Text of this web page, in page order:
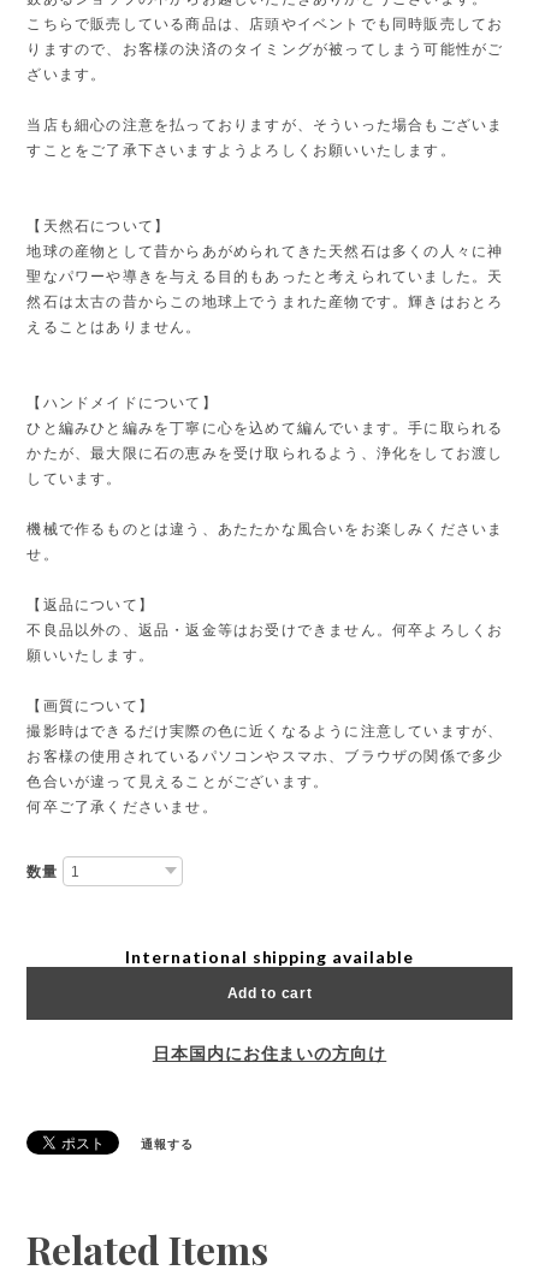
こちらで販売している商品は、店頭やイベントでも同時販売してお
りますので、お客様の決済のタイミングが被ってしまう可能性がご
ざいます。
当店も細心の注意を払っておりますが、そういった場合もございま
すことをご了承下さいますようよろしくお願いいたします。
【天然石について】
地球の産物として昔からあがめられてきた天然石は多くの人々に神
聖なパワーや導きを与える目的もあったと考えられていました。天
然石は太古の昔からこの地球上でうまれた産物です。輝きはおとろ
えることはありません。
【ハンドメイドについて】
ひと編みひと編みを丁寧に心を込めて編んでいます。手に取られる
かたが、最大限に石の恵みを受け取られるよう、浄化をしてお渡し
しています。
機械で作るものとは違う、あたたかな風合いをお楽しみくださいま
せ。
【返品について】
不良品以外の、返品・返金等はお受けできません。何卒よろしくお
願いいたします。
【画質について】
撮影時はできるだけ実際の色に近くなるように注意していますが、
お客様の使用されているパソコンやスマホ、ブラウザの関係で多少
色合いが違って見えることがございます。
何卒ご了承くださいませ。
数量
International shipping available
Add to cart
日本国内にお住まいの方向け
通報する
Related Items